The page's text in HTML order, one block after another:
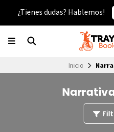
¿Tienes dudas? Hablemos!
Inicio